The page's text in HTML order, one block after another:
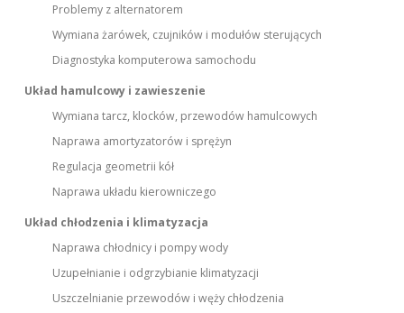
Problemy z alternatorem
Wymiana żarówek, czujników i modułów sterujących
Diagnostyka komputerowa samochodu
Układ hamulcowy i zawieszenie
Wymiana tarcz, klocków, przewodów hamulcowych
Naprawa amortyzatorów i sprężyn
Regulacja geometrii kół
Naprawa układu kierowniczego
Układ chłodzenia i klimatyzacja
Naprawa chłodnicy i pompy wody
Uzupełnianie i odgrzybianie klimatyzacji
Uszczelnianie przewodów i węży chłodzenia